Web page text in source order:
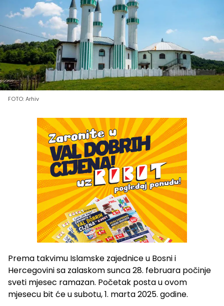
FOTO: Arhiv
Prema takvimu Islamske zajednice u Bosni i
Hercegovini sa zalaskom sunca 28. februara počinje
sveti mjesec ramazan. Početak posta u ovom
mjesecu bit će u subotu, 1. marta 2025. godine.